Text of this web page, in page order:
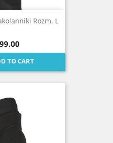
Rozm. L
TO CART